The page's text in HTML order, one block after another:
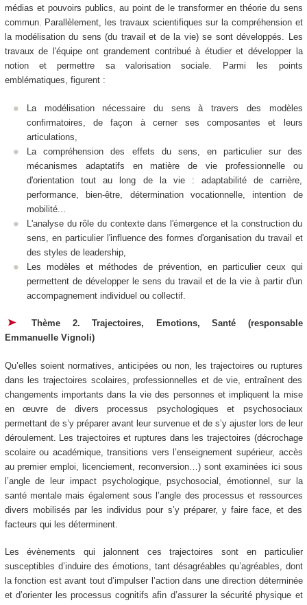
médias et pouvoirs publics, au point de le transformer en théorie du sens
commun. Parallèlement, les travaux scientifiques sur la compréhension et
la modélisation du sens (du travail et de la vie) se sont développés. Les
travaux de l'équipe ont grandement contribué à étudier et développer la
notion et permettre sa valorisation sociale. Parmi les points
emblématiques, figurent :
La modélisation nécessaire du sens à travers des modèles
confirmatoires, de façon à cerner ses composantes et leurs
articulations,
La compréhension des effets du sens, en particulier sur des
mécanismes adaptatifs en matière de vie professionnelle ou
d'orientation tout au long de la vie : adaptabilité de carrière,
performance, bien-être, détermination vocationnelle, intention de
mobilité...
L'analyse du rôle du contexte dans l'émergence et la construction du
sens, en particulier l'influence des formes d'organisation du travail et
des styles de leadership,
Les modèles et méthodes de prévention, en particulier ceux qui
permettent de développer le sens du travail et de la vie à partir d'un
accompagnement individuel ou collectif.
Thème 2. Trajectoires, Emotions, Santé (responsable
Emmanuelle Vignoli)
Qu’elles soient normatives, anticipées ou non, les trajectoires ou ruptures
dans les trajectoires scolaires, professionnelles et de vie, entraînent des
changements importants dans la vie des personnes et impliquent la mise
en œuvre de divers processus psychologiques et psychosociaux
permettant de s’y préparer avant leur survenue et de s’y ajuster lors de leur
déroulement. Les trajectoires et ruptures dans les trajectoires (décrochage
scolaire ou académique, transitions vers l’enseignement supérieur, accès
au premier emploi, licenciement, reconversion…) sont examinées ici sous
l’angle de leur impact psychologique, psychosocial, émotionnel, sur la
santé mentale mais également sous l’angle des processus et ressources
divers mobilisés par les individus pour s’y préparer, y faire face, et des
facteurs qui les déterminent.
Les évènements qui jalonnent ces trajectoires sont en particulier
susceptibles d’induire des émotions, tant désagréables qu’agréables, dont
la fonction est avant tout d’impulser l’action dans une direction déterminée
et d’orienter les processus cognitifs afin d’assurer la sécurité physique et